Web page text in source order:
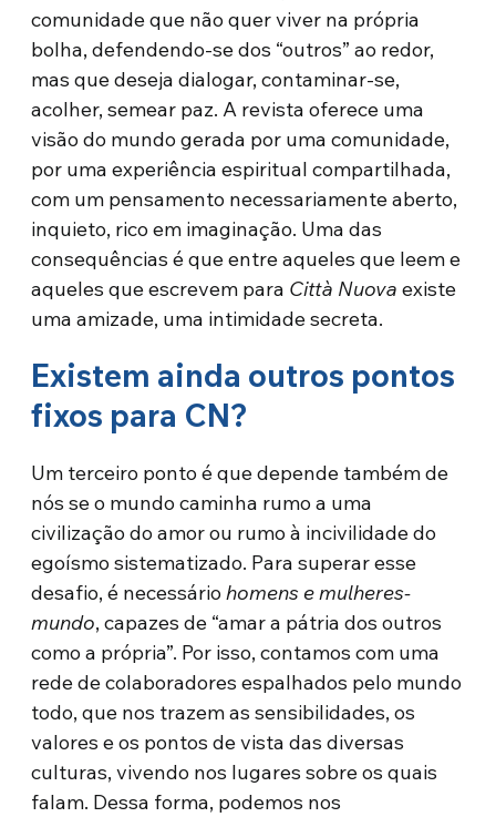
comunidade que não quer viver na própria
bolha, defendendo-se dos “outros” ao redor,
mas que deseja dialogar, contaminar-se,
acolher, semear paz. A revista oferece uma
visão do mundo gerada por uma comunidade,
por uma experiência espiritual compartilhada,
com um pensamento necessariamente aberto,
inquieto, rico em imaginação. Uma das
consequências é que entre aqueles que leem e
aqueles que escrevem para Città Nuovaexiste
uma amizade, uma intimidade secreta.
Existem ainda outros pontos
fixos para CN?
Um terceiro ponto é que depende também de
nós se o mundo caminha rumo a uma
civilização do amor ou rumo à incivilidade do
egoísmo sistematizado. Para superar esse
desafio, é necessáriohomens e mulheres-
mundo, capazes de “amar a pátria dos outros
como a própria”. Por isso, contamos com uma
rede de colaboradores espalhados pelo mundo
todo, que nos trazem as sensibilidades, os
valores e os pontos de vista das diversas
culturas, vivendo nos lugares sobre os quais
falam. Dessa forma, podemos nos